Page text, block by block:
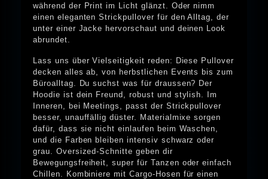
während der Print im Licht glänzt. Oder nimm
einen eleganten Strickpullover für den Alltag, der
unter einer Jacke hervorschaut und deinen Look
abrundet.
Lass uns über Vielseitigkeit reden: Diese Pullover
decken alles ab, von herbstlichen Events bis zum
Büroalltag. Du suchst was für draussen? Der
Hoodie ist dein Freund, robust und stylish. Im
Inneren, bei Meetings, passt der Strickpullover
besser, unauffällig düster. Materialmixe sorgen
dafür, dass sie nicht einlaufen beim Waschen,
und die Farben bleiben intensiv schwarz oder
grau. Oversized-Schnitte geben dir
Bewegungsfreiheit, super für Tanzen oder einfach
Chillen. Kombiniere mit Cargo-Hosen für einen